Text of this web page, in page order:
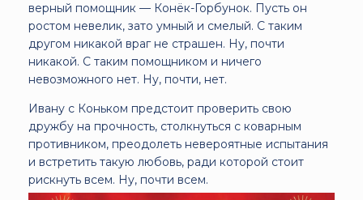
верный помощник — Конёк-Горбунок. Пусть он
ростом невелик, зато умный и смелый. С таким
другом никакой враг не страшен. Ну, почти
никакой. С таким помощником и ничего
невозможного нет. Ну, почти, нет.
Ивану с Коньком предстоит проверить свою
дружбу на прочность, столкнуться с коварным
противником, преодолеть невероятные испытания
и встретить такую любовь, ради которой стоит
рискнуть всем. Ну, почти всем.